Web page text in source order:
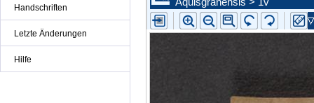
Handschriften
Letzte Änderungen
Hilfe